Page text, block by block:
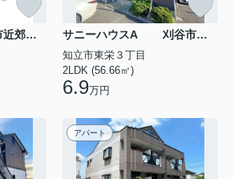
サンハイツ 刈谷市近郊の賃貸はクラスホーム刈谷店 202 サニーハウスA 刈谷市近郊の賃貸はクラスホーム刈谷店 201
知立市東栄３丁目
2LDK (56.66㎡)
6.9万円
アパート